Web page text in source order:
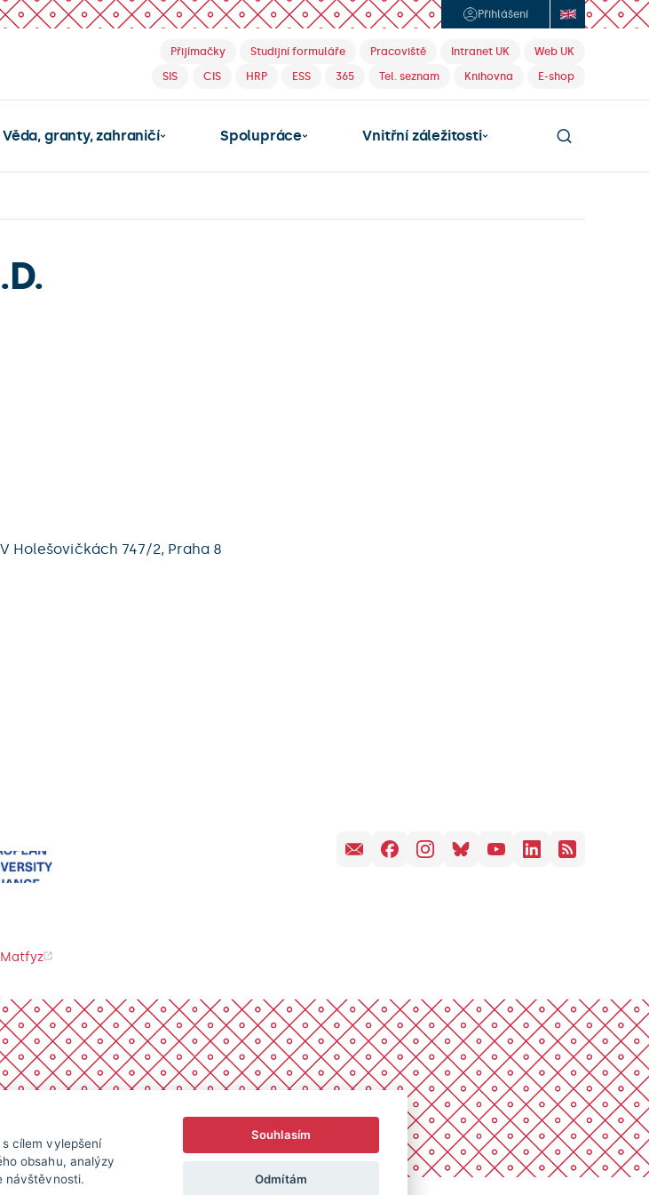
Přihlášení
Přijímačky Studijní formuláře Pracoviště Intranet UK
Web UK
SIS
CIS HRP ESS 365 Tel. seznam Knihovna E-shop
Věda, granty, zahraničí Spolupráce Vnitřní záležitosti
V Holešovičkách 747/2, Praha 8
cílem vylepšení
obsahu, analýzy
návštěvnosti.
Souhlasím
Odmítám